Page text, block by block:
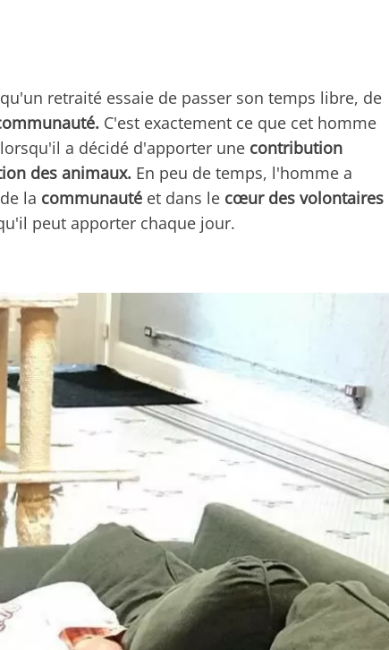
retraité essaie de passer son temps libre, de
C'est exactement ce que cet homme
a décidé d'apporter une contribution
des animaux. En peu de temps, l'homme a
la communauté et dans le cœur des volontaires
peut apporter chaque jour.